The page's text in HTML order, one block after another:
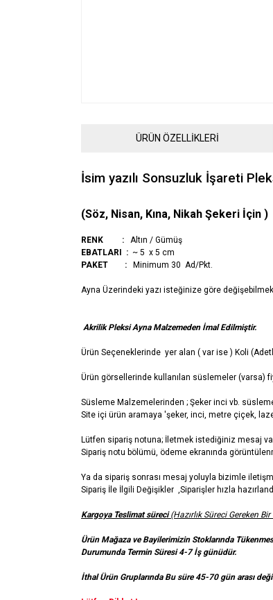
ÜRÜN ÖZELLİKLERİ
İsim yazılı Sonsuzluk İşareti
(Söz, Nisan, Kına, Nikah Şekeri İçin )
RENK : Altın / Gümüş
EBATLARI : ~ 5 x 5 cm
PAKET : Minimum 30 Ad/Pkt.
Ayna Üzerindeki yazı isteğinize göre
Akrilik Pleksi Ayna Malzemeden İmal Edilmiştir.
Ürün Seçeneklerinde yer alan ( var ise ) Koli
Ürün görsellerinde kullanılan süslemeler (varsa)
Süsleme Malzemelerinden ; Şeker inci vb.
Site içi ürün aramaya 'şeker, inci, metre çiçek,
Lütfen sipariş notuna; İletmek istediğiniz mesaj
Sipariş notu bölümü, ödeme ekranında
Ya da sipariş sonrası mesaj yoluyla bizimle
Sipariş İle İlgili Değişikler ,Siparişler hızla
Kargoya Teslimat süreci(Hazırlık Süreci Gereken
Ürün Mağaza ve Bayilerimizin Stoklarında
Durumunda Termin Süresi 4-7 İş günüdür.
İthal Ürün Gruplarında Bu süre 45-70 gün arası